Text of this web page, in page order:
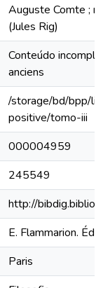
Auguste Comte ;
(Jules Rig)
Conteúdo
anciens
/storage/bd/bpp/
positive/tomo-iii
000004959
245549
http://
E. Flammarion.
Paris